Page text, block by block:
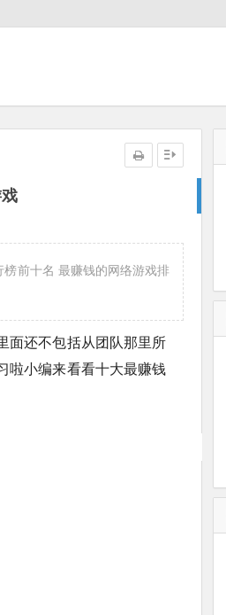
前十名 最赚钱的网络游戏排
面还不包括从团队那里所
啦小编来看看十大最赚钱